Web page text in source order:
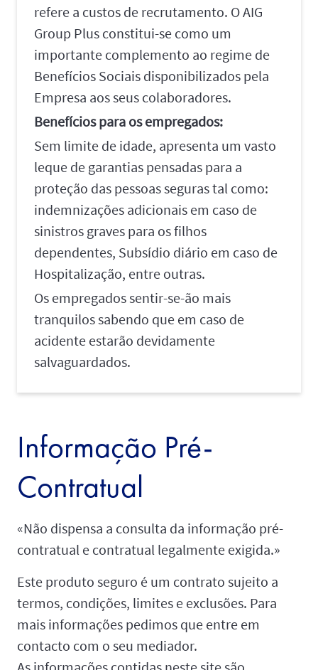
refere a custos de recrutamento. O AIG
Group Plus constitui-se como um
importante complemento ao regime de
Benefícios Sociais disponibilizados pela
Empresa aos seus colaboradores.
Benefícios para os empregados:
Sem limite de idade, apresenta um vasto
leque de garantias pensadas para a
proteção das pessoas seguras tal como:
indemnizações adicionais em caso de
sinistros graves para os filhos
dependentes, Subsídio diário em caso de
Hospitalização, entre outras.
Os empregados sentir-se-ão mais
tranquilos sabendo que em caso de
acidente estarão devidamente
salvaguardados.
Informação Pré-
Contratual
«Não dispensa a consulta da informação pré-
contratual e contratual legalmente exigida.»
Este produto seguro é um contrato sujeito a
termos, condições, limites e exclusões. Para
mais informações pedimos que entre em
contacto com o seu mediador.